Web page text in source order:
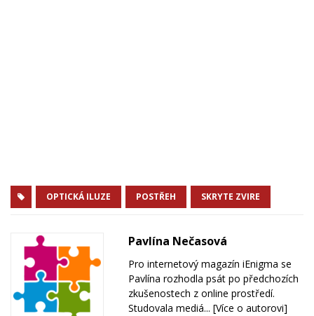
OPTICKÁ ILUZE POSTŘEH SKRYTE ZVIRE
Pavlína Nečasová
Pro internetový magazín iEnigma se
Pavlína rozhodla psát po předchozích
zkušenostech z online prostředí.
Studovala mediá... [Více o autorovi]